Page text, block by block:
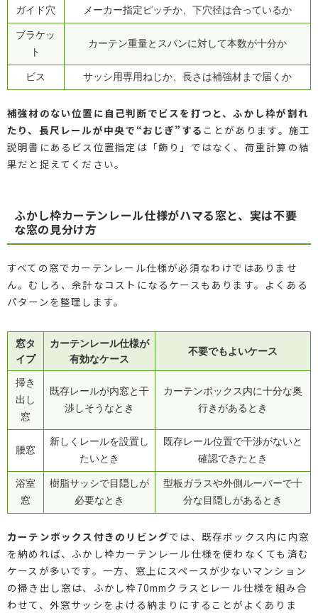
ガイド穴 メーカー指定ピッチか、下穴径は合っているか
ブラケッ
ト
カーテン重量とスパンに対して本数が十分か
ビス サッシ用専用ねじか、長さは補強材まで届くか
補強材のない位置に自己判断でビスを打つと、ふかし枠が割れ
たり、長尺レールが中央で“おじぎ”する ことがあります。施工
説明書にあるビス位置指定は「飾り」ではなく、荷重計算の結
果だと捉えてください。
ふかし枠カーテンレール仕様がハマる窓と、実は不要
な窓の見分け方
すべての窓でカーテンレール仕様が必須なわけではありませ
ん。むしろ、余計なコストになるケースもあります。よくある
パターンを整理します。
窓タ
イプ
カーテンレール仕様が
有効なケース
不要でもよいケース
掃き
出し
窓
既存レールが内窓と干
渉しそうなとき
カーテンボックス内に十分な奥
行きがあるとき
腰窓
新しくレールを設置し
たいとき
既存レール位置で干渉がないと
確認できたとき
浴室
窓
樹脂サッシで目隠しが
必要なとき
型板ガラスや外側ルーバーで十
分な目隠しがあるとき
カーテンボックス付きのリビングでは、既存ボックス内に内窓
を納めれば、ふかし枠カーテンレール仕様を使わなくても済む
ケースが多いです。一方、窓上にスペースが少ないマンション
の掃き出し窓は、ふかし枠70mmクラスとレール仕様を組み合
わせて、外窓サッシをよける納まりにすることがよくありま